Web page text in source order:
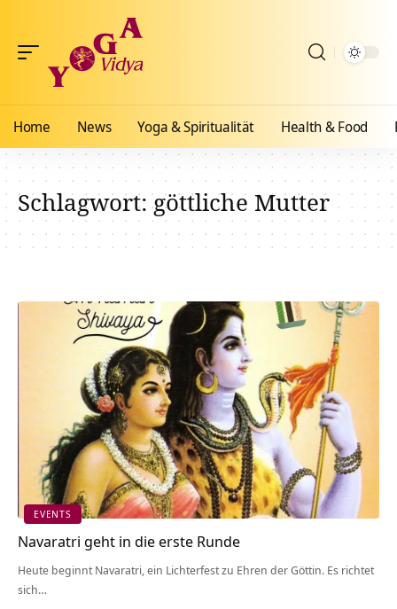
Home News Yoga & Spiritualität Health & Food
Schlagwort:göttliche Mutter
EVENTS
Navaratri geht in die erste Runde
Heute beginnt Navaratri, ein Lichterfest zu Ehren der Göttin. Es richtet
sich…